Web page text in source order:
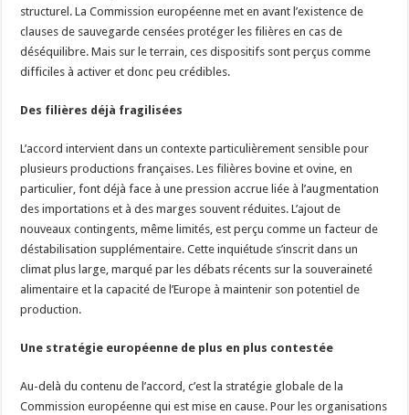
structurel. La Commission européenne met en avant l’existence de
clauses de sauvegarde censées protéger les filières en cas de
déséquilibre. Mais sur le terrain, ces dispositifs sont perçus comme
difficiles à activer et donc peu crédibles.
Des filières déjà fragilisées
L’accord intervient dans un contexte particulièrement sensible pour
plusieurs productions françaises. Les filières bovine et ovine, en
particulier, font déjà face à une pression accrue liée à l’augmentation
des importations et à des marges souvent réduites. L’ajout de
nouveaux contingents, même limités, est perçu comme un facteur de
déstabilisation supplémentaire. Cette inquiétude s’inscrit dans un
climat plus large, marqué par les débats récents sur la souveraineté
alimentaire et la capacité de l’Europe à maintenir son potentiel de
production.
Une stratégie européenne de plus en plus contestée
Au-delà du contenu de l’accord, c’est la stratégie globale de la
Commission européenne qui est mise en cause. Pour les organisations